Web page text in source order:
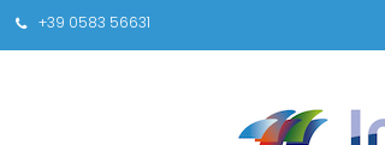
+39 0583 56631